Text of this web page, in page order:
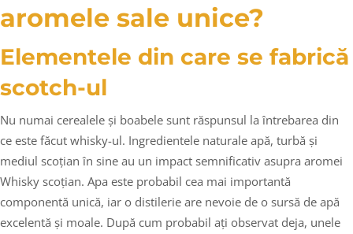
aromele sale unice?
Elementele din care se fabrică
scotch-ul
Nu numai cerealele și boabele sunt răspunsul la întrebarea din
ce este făcut whisky-ul. Ingredientele naturale apă, turbă și
mediul scoțian în sine au un impact semnificativ asupra aromei
Whisky scoțian. Apa este probabil cea mai importantă
componentă unică, iar o distilerie are nevoie de o sursă de apă
excelentă și moale. După cum probabil ați observat deja, unele